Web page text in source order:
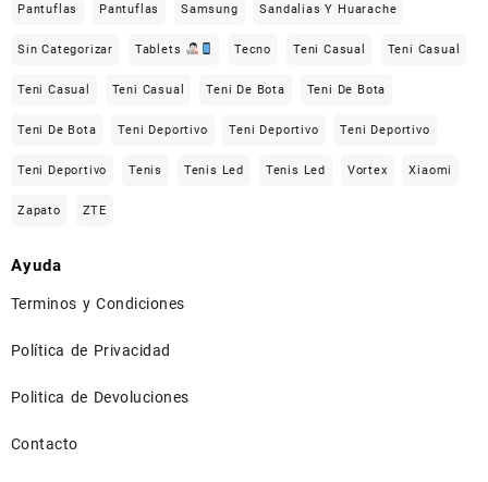
Pantuflas Pantuflas Samsung Sandalias Y Huarache
Sin Categorizar Tablets Tecno Teni Casual Teni Casual
Teni Casual Teni Casual Teni De Bota Teni De Bota
Teni De Bota Teni Deportivo Teni Deportivo Teni Deportivo
Teni Deportivo Tenis Tenis Led Tenis Led Vortex Xiaomi
Zapato ZTE
Ayuda
Terminos y Condiciones
Política de Privacidad
Politica de Devoluciones
Contacto